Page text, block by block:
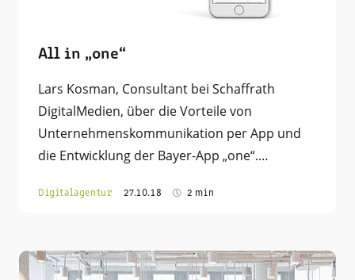
All in „one“
Lars Kosman, Consultant bei Schaffrath
DigitalMedien, über die Vorteile von
Unternehmenskommunikation per App und
die Entwicklung der Bayer-App „one“.…
Digitalagentur 27.10.18 2 min